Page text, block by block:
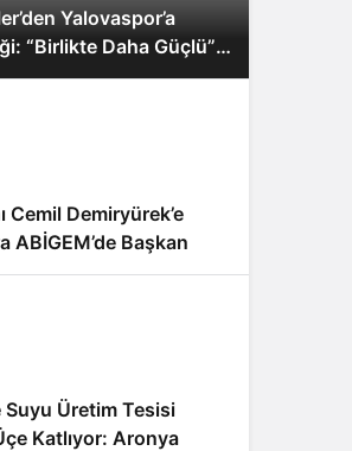
Modu
Yalovaspor’a
“Birlikte Daha Güçlü”
Cemil Demiryürek’e
ABİGEM’de Başkan
Suyu Üretim Tesisi
Katlıyor: Aronya